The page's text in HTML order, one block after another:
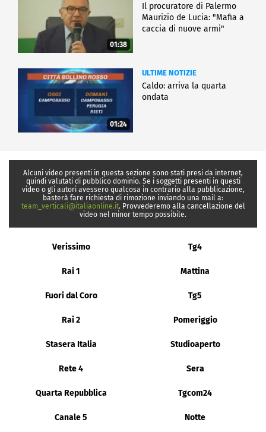
01:38
Il procuratore di Palermo
Maurizio de Lucia: "Mafia a
caccia di nuove armi"
01:24
ULTIME NOTIZIE
Caldo: arriva la quarta
ondata
Alcuni video presenti in questa sezione sono stati presi da internet,
quindi valutati di pubblico dominio. Se i soggetti presenti in questi
video o gli autori avessero qualcosa in contrario alla pubblicazione,
basterà fare richiesta di rimozione inviando una mail a:
team_verticali@italiaonline.it. Provvederemo alla cancellazione del
video nel minor tempo possibile.
Verissimo Tg4
Rai 1 Mattina
Fuori dal Coro Tg5
Rai 2 Pomeriggio
Stasera Italia Studioaperto
Rete 4 Sera
Quarta Repubblica Tgcom24
Canale 5 Notte